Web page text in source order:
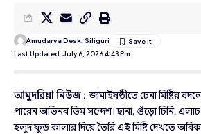
Last Updated: July 6, 2026 4:43 Pm
Amudarya Desk, Siliguri
আমুদরিয়া নিউজ: জামাইষষ্ঠীতে চেনা মিষ্টির
পারেন অভিনব ডিম সন্দেশ। ছানা, গুঁড়ো চিনি,
হলুদ ফুড কালার দিয়ে তৈরি এই মিষ্টি দেখতে